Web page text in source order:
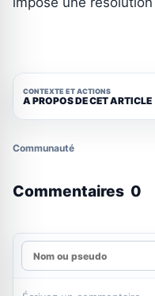
CONTEXTE ET ACTIONS
A PROPOS DE CET ARTICLE
Communauté
Commentaires 0